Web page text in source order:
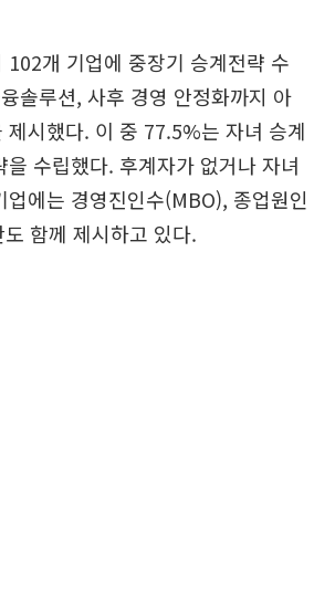
102개 기업에 중장기 승계전략 수
솔루션, 사후 경영 안정화까지 아
제시했다. 이 중 77.5%는 자녀 승계
을 수립했다. 후계자가 없거나 자녀
업에는 경영진인수(MBO), 종업원인
함께 제시하고 있다.